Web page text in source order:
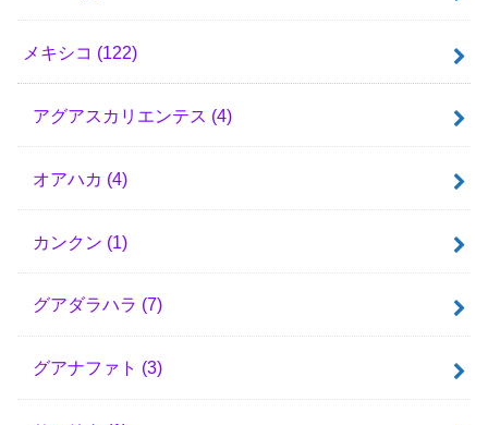
メキシコ (122)
アグアスカリエンテス (4)
オアハカ (4)
カンクン (1)
グアダラハラ (7)
グアナファト (3)